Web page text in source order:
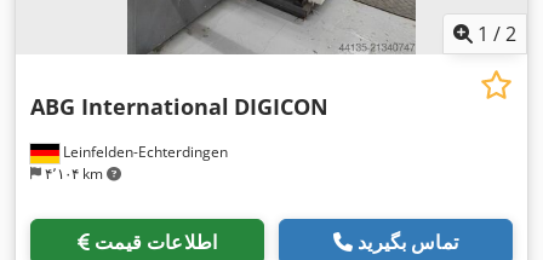
1 /2
Leinfelden-Echterdingen
۴٬۱۰۴ km
ABG International DIGICON
اطلاعات قیمت تماس بگیرید